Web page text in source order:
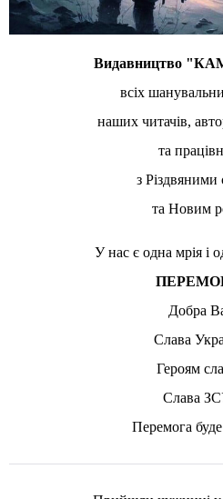
Видавництво
всіх
наших читачів,
та
з Різдвяними
та Новим
У нас є одна мрія і
Добра
Слава
Героям
Слава
Перемога